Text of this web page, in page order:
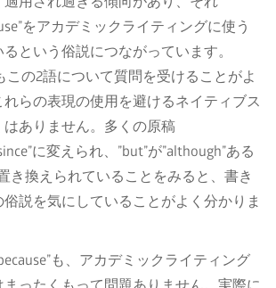
用され過ぎる傾向があり、それ
をアカデミックライティングに使う
という俗説につながっています。
この2語について質問を受けることがよ
れらの表現の使用を避けるネイティブス
はありません。多くの原稿
に変えられ、”but”が”although”ある
き換えられていることをみると、書き
説を気にしていることがよく分かりま
も、アカデミックライティング